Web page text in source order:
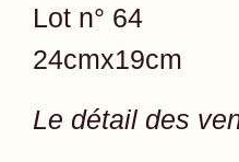
Lot n° 64
24cmx19cm
Le détail des